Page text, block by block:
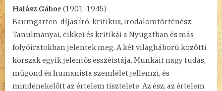
Halász Gábor (1901-1945)
Baumgarten-díjas író, kritikus, irodalomtörténész.
Tanulmányai, cikkei és kritikái a Nyugatban és más
folyóiratokban jelentek meg. A két világháború közötti
korszak egyik jelentős esszéistája. Munkáit nagy tudás,
műgond és humanista szemlélet jellemzi, és
mindenekelőtt az értelem tisztelete. Az ész, az értelem